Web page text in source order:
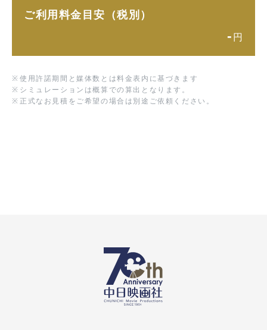
ご利用料金目安（税別）
- 円
※ 使用許諾期間と媒体数とは料金表内に基づきます
※ シミュレーションは概算での算出となります。
※ 正式なお見積をご希望の場合は別途ご依頼ください。